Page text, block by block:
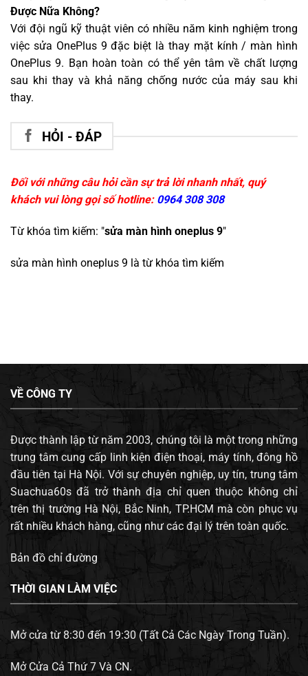
Được Nữa Không?
Với đội ngũ kỹ thuật viên có nhiều năm kinh nghiệm trong
việc sửa OnePlus 9 đặc biệt là thay mặt kính / màn hình
OnePlus 9. Bạn hoàn toàn có thể yên tâm về chất lượng
sau khi thay và khả năng chống nước của máy sau khi
thay.
HỎI - ĐÁP
Đối với những câu hỏi cần sự trả lời nhanh nhất, quý
khách vui lòng gọi số hotline: 0964 308 308
Từ khóa tìm kiếm: "sửa màn hình oneplus 9"
sửa màn hình oneplus 9 là từ khóa tìm kiếm
VỀ CÔNG TY
Được thành lập từ năm 2003, chúng tôi là một trong những
trung tâm cung cấp linh kiện điện thoại, máy tính, đông hồ
đầu tiên tại Hà Nội. Với sự chuyên nghiệp, uy tín, trung tâm
Suachua60s đã trở thành địa chỉ quen thuộc không chỉ
trên thị trường Hà Nội, Bắc Ninh, TP.HCM mà còn phục vụ
rất nhiều khách hàng, cũng như các đại lý trên toàn quốc.
Bản đồ chỉ đường
THỜI GIAN LÀM VIỆC
Mở cửa từ 8:30 đến 19:30 (Tất Cả Các Ngày Trong Tuần).
Mở Cửa Cả Thứ 7 Và CN.